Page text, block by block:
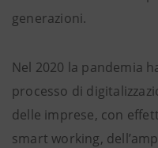
generazioni.
Nel 2020 la pandemia
processo di
delle imprese, con
smart working,